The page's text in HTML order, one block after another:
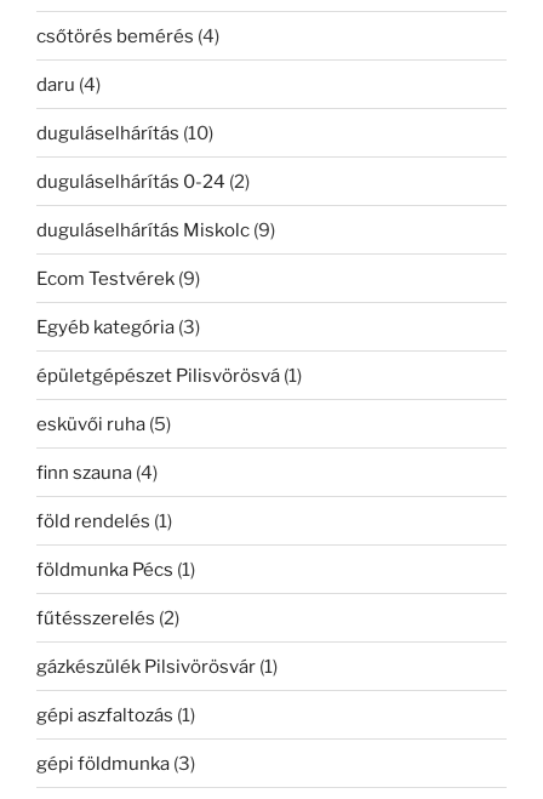
csőtörés bemérés (4)
daru (4)
duguláselhárítás (10)
duguláselhárítás 0-24 (2)
duguláselhárítás Miskolc (9)
Ecom Testvérek (9)
Egyéb kategória (3)
épületgépészet Pilisvörösvá (1)
esküvői ruha (5)
finn szauna (4)
föld rendelés (1)
földmunka Pécs (1)
fűtésszerelés (2)
gázkészülék Pilsivörösvár (1)
gépi aszfaltozás (1)
gépi földmunka (3)